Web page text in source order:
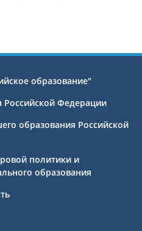
образование"
Российской Федерации
образования Российской
политики и
образования